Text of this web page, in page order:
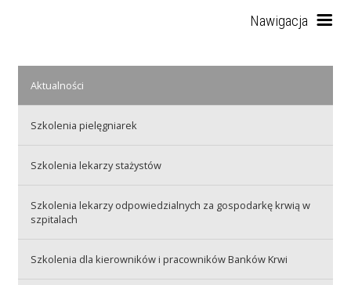
Nawigacja
Akcje wyjazdowe
Aktualności
Szkolenia pielęgniarek
Szkolenia lekarzy stażystów
Szkolenia lekarzy odpowiedzialnych za gospodarkę krwią w
szpitalach
Szkolenia dla kierowników i pracowników Banków Krwi